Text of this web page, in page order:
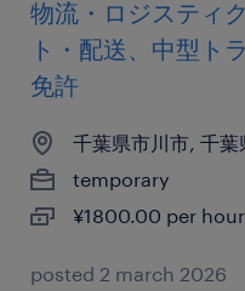
物流・ロジスティ
ト・配送、中型ト
免許
千葉県市川市, 千葉
temporary
¥1800.00 per hour
posted 2 march 2026